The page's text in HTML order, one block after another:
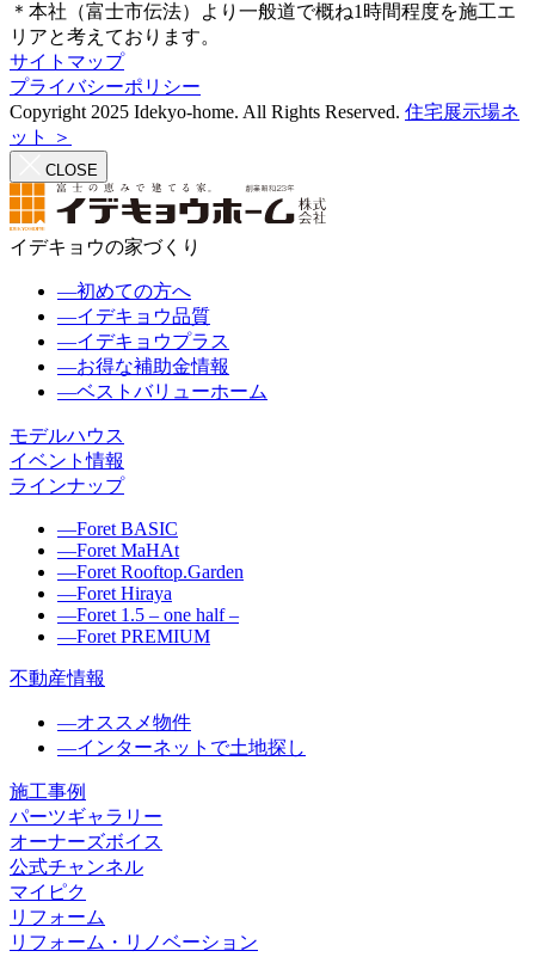
＊本社（富士市伝法）より一般道で概ね1時間程度を施工エ
リアと考えております。
サイトマップ
プライバシーポリシー
Copyright 2025 Idekyo-home. All Rights Reserved. 住宅展示場ネ
ット ＞
CLOSE
イデキョウの家づくり
―初めての方へ
―イデキョウ品質
―イデキョウプラス
―お得な補助金情報
―ベストバリューホーム
モデルハウス
イベント情報
ラインナップ
―Foret BASIC
―Foret MaHAt
―Foret Rooftop.Garden
―Foret Hiraya
―Foret 1.5 – one half –
―Foret PREMIUM
不動産情報
―オススメ物件
―インターネットで土地探し
施工事例
パーツギャラリー
オーナーズボイス
公式チャンネル
マイピク
リフォーム
リフォーム・リノベーション